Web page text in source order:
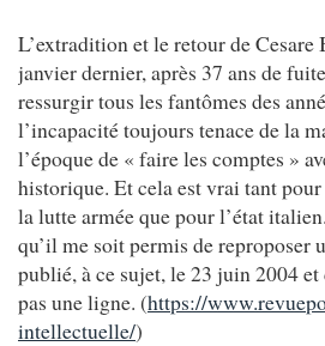
L’extradition et le retour de
janvier dernier, après 37 ans de
ressurgir tous les fantômes des
l’incapacité toujours tenace de la
l’époque de « faire les comptes »
historique. Et cela est vrai tant
la lutte armée que pour l’état
qu’il me soit permis de reproposer
publié, à ce sujet, le 23 juin 2004
pas une ligne. (https://
intellectuelle/)